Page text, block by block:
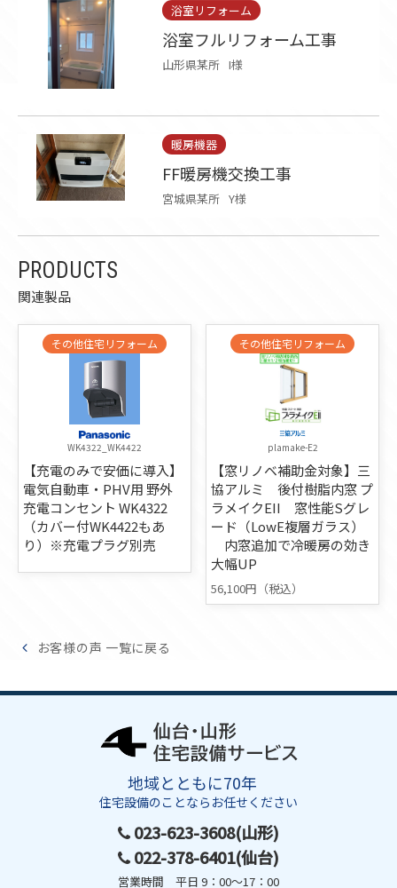
浴室リフォーム
浴室フルリフォーム工事
山形県某所 I様
暖房機器
FF暖房機交換工事
宮城県某所 Y様
PRODUCTS
関連製品
その他住宅リフォーム
WK4322_WK4422
【充電のみで安価に導入】
電気自動車・PHV用 野外
充電コンセント WK4322
（カバー付WK4422もあ
り）※充電プラグ別売
その他住宅リフォーム
plamake-E2
【窓リノベ補助金対象】三
協アルミ 後付樹脂内窓 プ
ラメイクEII 窓性能Sグレ
ード（LowE複層ガラス）
内窓追加で冷暖房の効き
大幅UP
56,100円（税込）
お客様の声 一覧に戻る
地域とともに70年
住宅設備のことならお任せください
023-623-3608(山形)
022-378-6401(仙台)
営業時間 平日 9：00～17：00